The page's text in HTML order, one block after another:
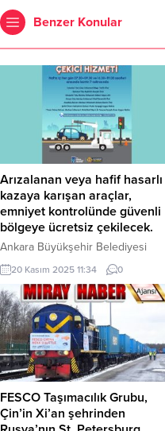
Benzer Konular
Arızalanan veya hafif hasarlı
kazaya karışan araçlar,
emniyet kontrolünde güvenli
bölgeye ücretsiz çekilecek.
Ankara Büyükşehir Belediyesi
(ABB), trafikte arızalanan veya hafif
hasarlı kazaya karışan araçların
sürücü mağduriyetini en aza
indirmek amacıyla başlattığı
“Ücretsiz Çekici Hizmeti”ni
sürdürüyor. 19 Kasım 2025
Çarşamba gününden itibaren 7
farklı kritik noktada sabah ve
yoğun saatlerde kayar kasalı
çekiciler hazır bekleyecek.
Vatandaşlar yolda kaldıklarında
20 Kasım 2025 11:34 0
FESCO Taşımacılık Grubu,
Çin’in Xi’an şehrinden